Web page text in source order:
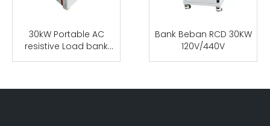
30kW Portable AC
resistive Load bank
|Load Bank
Bank Beban RCD 30KW
120V/440V